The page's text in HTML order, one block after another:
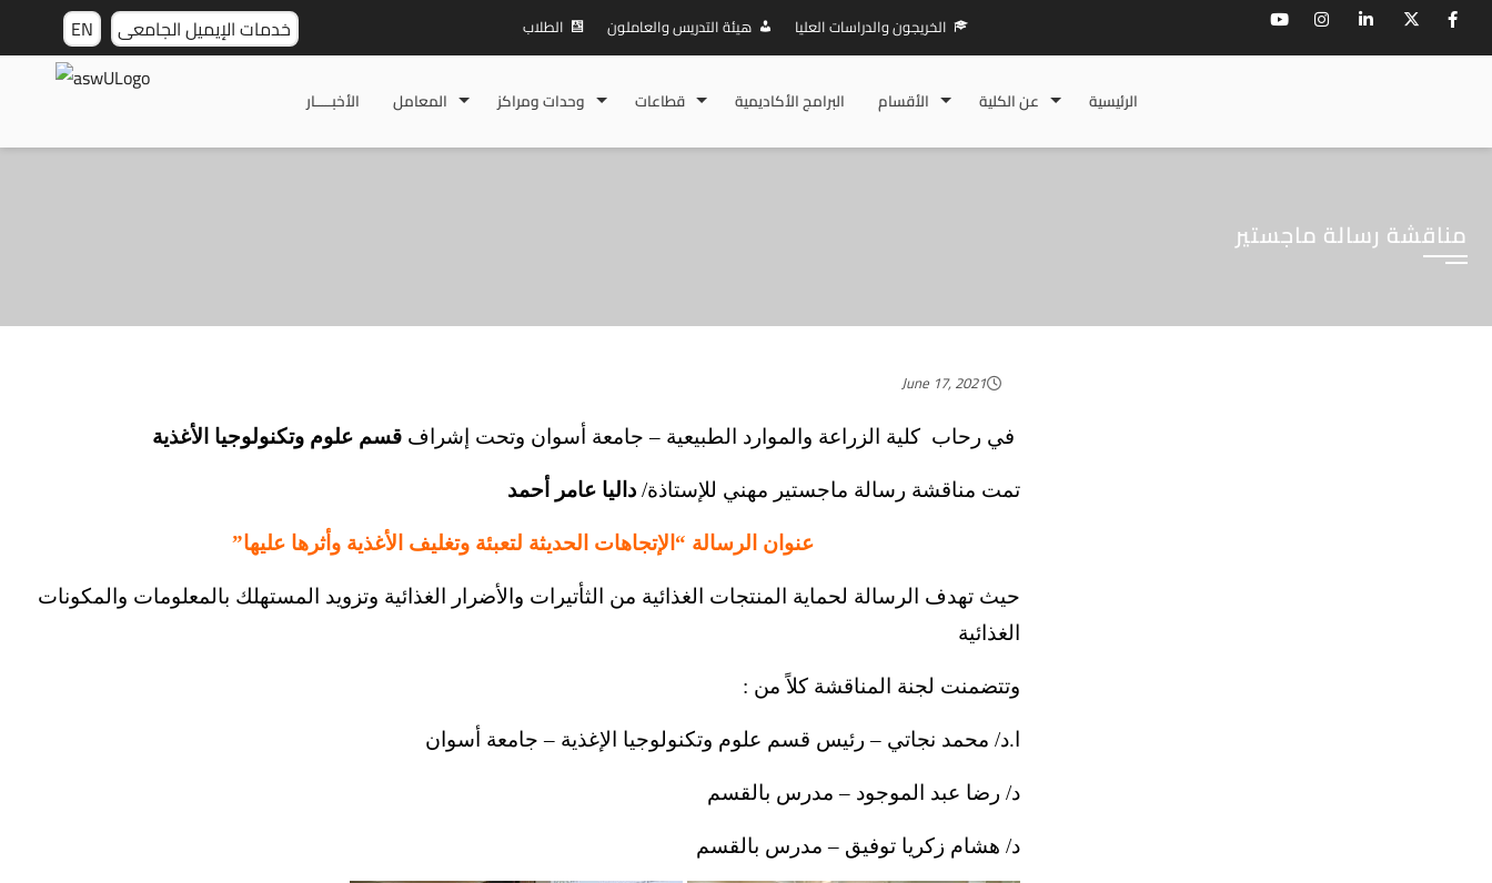
EN خدمات الإيميل الجامعى الطلاب هيئة التدريس والعاملون الخريجون والدراسات العليا
الأخبـــــار المعامل وحدات ومراكز قطاعات البرامج الأكاديمية الأقسام عن الكلية الرئيسية
مناقشة رسالة ماجستير
June 17, 2021
في رحاب كلية الزراعة والموارد الطبيعية – جامعة أسوان وتحت إشراف قسم علوم وتكنولوجيا الأغذية
تمت مناقشة رسالة ماجستير مهني للإستاذة/ داليا عامر أحمد
عنوان الرسالة “الإتجاهات الحديثة لتعبئة وتغليف الأغذية وأثرها عليها”
حيث تهدف الرسالة لحماية المنتجات الغذائية من الثأتيرات والأضرار الغذائية وتزويد المستهلك بالمعلومات والمكونات
الغذائية
وتتضمنت لجنة المناقشة كلاً من :
ا.د/ محمد نجاتي – رئيس قسم علوم وتكنولوجيا الإغذية – جامعة أسوان
د/ رضا عبد الموجود – مدرس بالقسم
د/ هشام زكريا توفيق – مدرس بالقسم